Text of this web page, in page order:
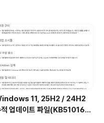
설정을 변
안그럼 설
을 것 같
11, 25H2 / 24H2
적 업데이트 파일(KB510168